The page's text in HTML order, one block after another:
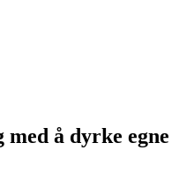
å dyrke egne